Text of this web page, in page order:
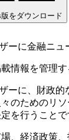
をダウンロード
ーに金融ニ
情報を管理す
ーに、財政
のためのリ
を行うことで
、経済政策